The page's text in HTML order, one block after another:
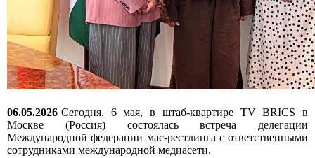
06.05.2026 Сегодня, 6 мая, в штаб-квартире TV BRICS в
Москве (Россия) состоялась встреча делегации
Международной федерации мас-рестлинга с ответственными
сотрудниками международной медиасети.